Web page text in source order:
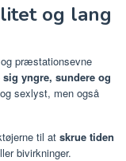
og lang
præstationsevne
yngre, sundere og
sexlyst, men også
til at skrue tiden
bivirkninger.